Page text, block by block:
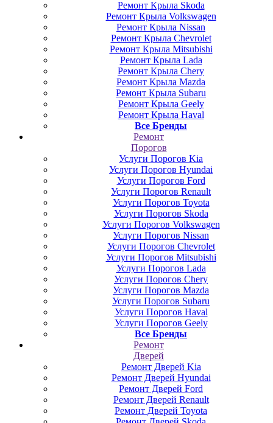
Ремонт Крыла Skoda
Ремонт Крыла Volkswagen
Ремонт Крыла Nissan
Ремонт Крыла Chevrolet
Ремонт Крыла Mitsubishi
Ремонт Крыла Lada
Ремонт Крыла Chery
Ремонт Крыла Mazda
Ремонт Крыла Subaru
Ремонт Крыла Geely
Ремонт Крыла Haval
Все Бренды
Ремонт
Порогов
Услуги Порогов Kia
Услуги Порогов Hyundai
Услуги Порогов Ford
Услуги Порогов Renault
Услуги Порогов Toyota
Услуги Порогов Skoda
Услуги Порогов Volkswagen
Услуги Порогов Nissan
Услуги Порогов Chevrolet
Услуги Порогов Mitsubishi
Услуги Порогов Lada
Услуги Порогов Chery
Услуги Порогов Mazda
Услуги Порогов Subaru
Услуги Порогов Haval
Услуги Порогов Geely
Все Бренды
Ремонт
Дверей
Ремонт Дверей Kia
Ремонт Дверей Hyundai
Ремонт Дверей Ford
Ремонт Дверей Renault
Ремонт Дверей Toyota